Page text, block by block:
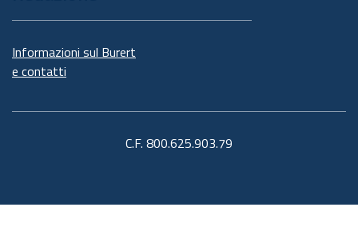
Informazioni sul Burert
e contatti
C.F. 800.625.903.79